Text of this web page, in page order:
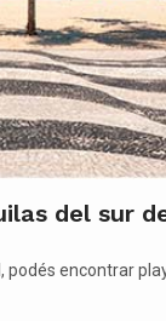
del sur
encontrar